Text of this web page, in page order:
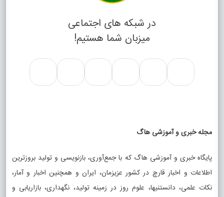
در شبکه های اجتماعی
میزبان شما هستیم!
مجله خبری و آموزشی هاگ
پایگاه خبری و آموزشی هاگ که با جمع‌آوری، بازنویسی و تولید بروزترین
اطلاعات و اخبار قارچ در کشور عزیزمان، ایران و همچنین اخبار و آمار،
نکات علمی، دانستنیها، علوم روز در زمینه تولید، نگهداری، بازاریابی و